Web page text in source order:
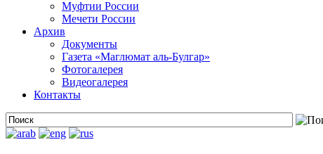
Муфтии России
Мечети России
Архив
Документы
Газета «Маглюмат аль-Булгар»
Фотогалерея
Видеогалерея
Контакты